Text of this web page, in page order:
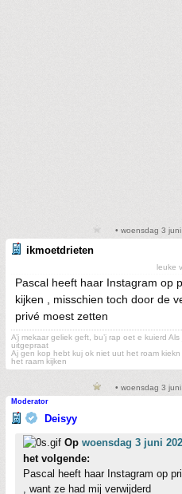
• woensdag 3
ikmoetdrieten
leuke
Pascal heeft haar Instagram op
kijken , misschien toch door de
privé moest zetten
A’j mekaar geliek geft, bu’j rap oet e kuierd
uitgepraat
Aj gen kop hebt kuj ok niet uut het roam
het raam kijken
• woensdag 3
Moderator
Deisyy
Op woensdag 3 juni
het volgende:
Pascal heeft haar Instagram op
, want ze had mij verwijderd